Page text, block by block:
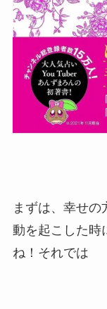
まずは、幸せ
動を起こした時
ね！それでは